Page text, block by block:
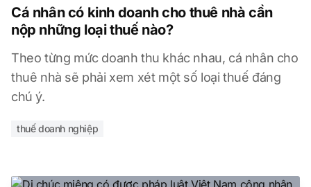
Cá nhân có kinh doanh cho thuê nhà cần
nộp những loại thuế nào?
Theo từng mức doanh thu khác nhau, cá nhân cho
thuê nhà sẽ phải xem xét một số loại thuế đáng
chú ý.
thuế doanh nghiệp